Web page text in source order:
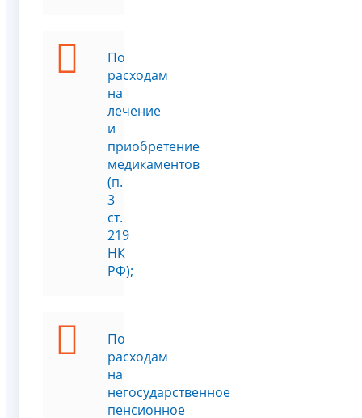
По
расходам
на
лечение
и
приобретение
медикаментов
(п.
3
ст.
219
НК
РФ);
По
расходам
на
негосударственное
пенсионное